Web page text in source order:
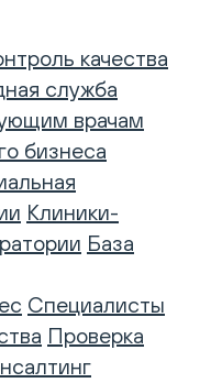
качества
служба
врачам
бизнеса
Клиники-
База
Специалисты
Проверка